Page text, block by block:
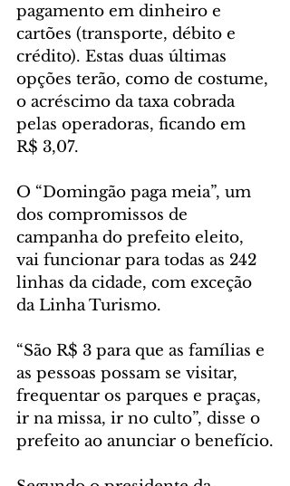
pagamento em dinheiro e
cartões (transporte, débito e
crédito). Estas duas últimas
opções terão, como de costume,
o acréscimo da taxa cobrada
pelas operadoras, ficando em
R$ 3,07.
O “Domingão paga meia”, um
dos compromissos de
campanha do prefeito eleito,
vai funcionar para todas as 242
linhas da cidade, com exceção
da Linha Turismo.
“São R$ 3 para que as famílias e
as pessoas possam se visitar,
frequentar os parques e praças,
ir na missa, ir no culto”, disse o
prefeito ao anunciar o benefício.